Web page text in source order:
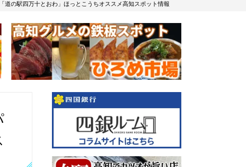
道の駅四万十とおわ」ほっとこうちオススメ高知スポット情報